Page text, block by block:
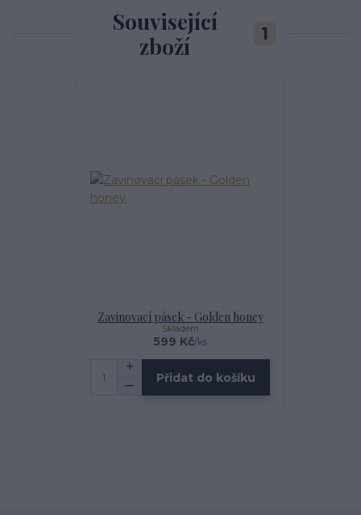
Související
zboží
1
Zavinovací pásek - Golden honey
599 Kč/ks
Skladem
Přidat do košíku